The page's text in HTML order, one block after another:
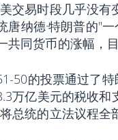
交易时段几乎没
唐纳德·特朗普的"
同货币的涨幅，
50的投票通过了
万亿美元的税收
总统的立法议程全